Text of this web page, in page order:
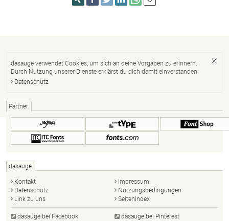
dasauge verwendet Cookies, um sich an deine Vorgaben zu erinnern.
Durch Nutzung unserer Dienste erklärst du dich damit einverstanden.
Datenschutz
Partner
dasauge
Kontakt
Impressum
Datenschutz
Nutzungsbedingungen
Link zu uns
Seitenindex
dasauge bei Facebook dasauge bei Pinterest